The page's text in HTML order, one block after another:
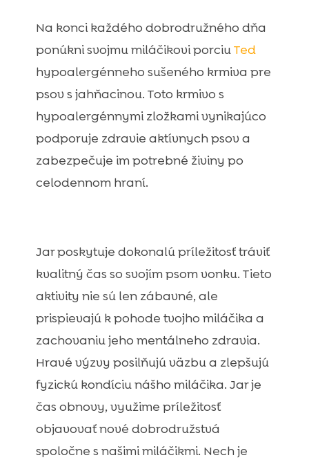
Na konci každého dobrodružného dňa
ponúkni svojmu miláčikovi porciuTed
hypoalergénneho sušeného krmiva pre
psov s jahňacinou. Toto krmivo s
hypoalergénnymi zložkami vynikajúco
podporuje zdravie aktívnych psov a
zabezpečuje im potrebné živiny po
celodennom hraní.
Jar poskytuje dokonalú príležitosť tráviť
kvalitný čas so svojím psom vonku. Tieto
aktivity nie sú len zábavné, ale
prispievajú k pohode tvojho miláčika a
zachovaniu jeho mentálneho zdravia.
Hravé výzvy posilňujú väzbu a zlepšujú
fyzickú kondíciu nášho miláčika. Jar je
čas obnovy, využime príležitosť
objavovať nové dobrodružstvá
spoločne s našimi miláčikmi. Nech je